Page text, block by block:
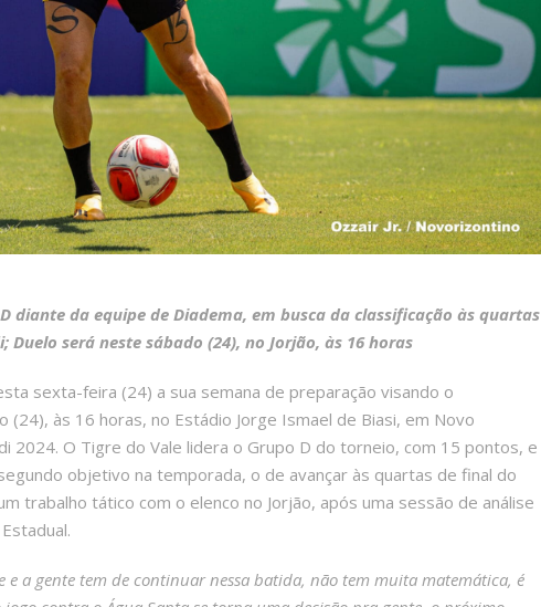
diante da equipe de Diadema, em busca da classificação às quartas
Duelo será neste sábado (24), no Jorjão, às 16 horas
sexta-feira (24) a sua semana de preparação visando o
(24), às 16 horas, no Estádio Jorge Ismael de Biasi, em Novo
2024. O Tigre do Vale lidera o Grupo D do torneio, com 15 pontos, e
objetivo na temporada, o de avançar às quartas de final do
trabalho tático com o elenco no Jorjão, após uma sessão de análise
e a gente tem de continuar nessa batida, não tem muita matemática, é